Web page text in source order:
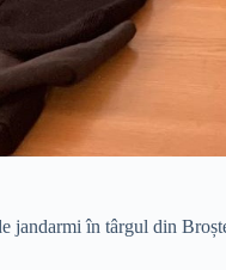
jandarmi în târgul din